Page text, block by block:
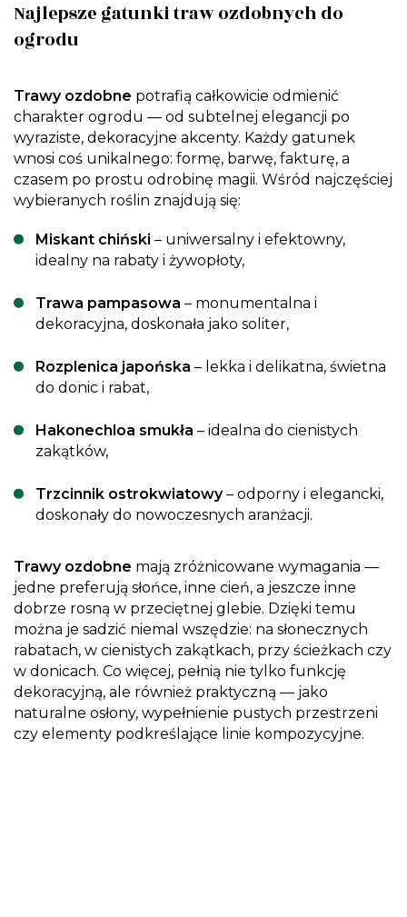
Najlepsze gatunki traw ozdobnych do
ogrodu
Trawy ozdobne potrafią całkowicie odmienić
charakter ogrodu — od subtelnej elegancji po
wyraziste, dekoracyjne akcenty. Każdy gatunek
wnosi coś unikalnego: formę, barwę, fakturę, a
czasem po prostu odrobinę magii. Wśród najczęściej
wybieranych roślin znajdują się:
Miskant chiński – uniwersalny i efektowny,
idealny na rabaty i żywopłoty,
Trawa pampasowa – monumentalna i
dekoracyjna, doskonała jako soliter,
Rozplenica japońska – lekka i delikatna, świetna
do donic i rabat,
Hakonechloa smukła – idealna do cienistych
zakątków,
Trzcinnik ostrokwiatowy– odporny i elegancki,
doskonały do nowoczesnych aranżacji.
Trawy ozdobne mają zróżnicowane wymagania —
jedne preferują słońce, inne cień, a jeszcze inne
dobrze rosną w przeciętnej glebie. Dzięki temu
można je sadzić niemal wszędzie: na słonecznych
rabatach, w cienistych zakątkach, przy ścieżkach czy
w donicach. Co więcej, pełnią nie tylko funkcję
dekoracyjną, ale również praktyczną — jako
naturalne osłony, wypełnienie pustych przestrzeni
czy elementy podkreślające linie kompozycyjne.